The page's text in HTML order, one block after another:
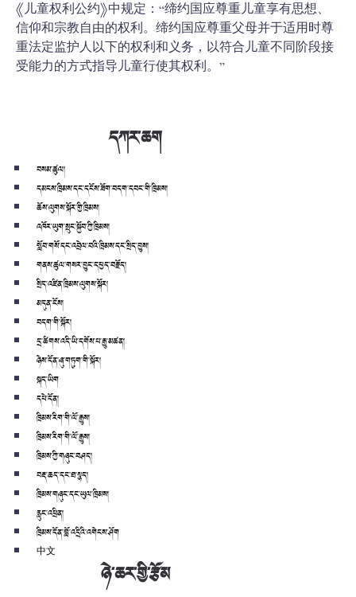
《儿童权利公约》中规定：“缔约国应尊重儿童享有思想、
信仰和宗教自由的权利。缔约国应尊重父母并于适用时尊
重法定监护人以下的权利和义务，以符合儿童不同阶段接
受能力的方式指导儿童行使其权利。”
དཀར་ཆག
བསམ་ཚུལ།
དམངས་ཁྲིམས་དང་དངོས་ཟོག་བདག་དབང་གི་ཁྲིམས།
ཆོས་ལུགས་སྐོར་གྱི་ཁྲིམས།
འཁོར་ཡུག་སྲུང་སྐྱོབ་ཀྱི་ཁྲིམས།
སློབ་གསོ་དང་འབྲེལ་བའི་ཁྲིམས་དང་སྲིད་བྱུས།
གནས་ཚུལ་གསར་བྱུང་དཔྱད་བརྗོད།
སྲིད་འཛིན་ཁྲིམས་ལུགས་སྐོར།
མདུན་ངོས།
བདག་གི་སྐོར།
དྲ་ཚིགས་འདི་ཡི་དགོས་པ་རྒྱུ་མཚན།
ཉེས་དོན་ཞུ་གཏུག་གི་སྐོར།
སྐད་ཡིག
དཔེ་དོན།
ཁྲིམས་རིག་གི་ལོ་རྒྱུས།
ཁྲིམས་རིག་གི་ལོ་རྒྱུས།
ཁྲིམས་ཀྱི་གཞུང་བཤད།
བརྡ་ཆད་དང་ཐ་སྙད།
ཁྲིམས་གཞུང་དང་ཡུལ་ཁྲིམས།
རླུང་འཕྲིན།
ཁྲིམས་དོན་བློ་འདྲིའི་འགེངས་ཤོག
中文
ཉེ་ཆར་གྱི་རྩོམ